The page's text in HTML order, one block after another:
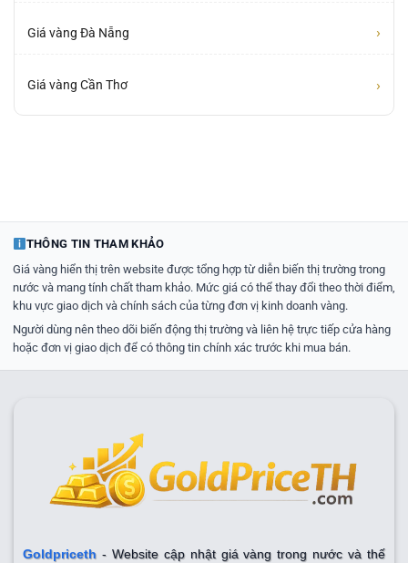
Giá vàng Đà Nẵng ›
Giá vàng Cần Thơ ›
THÔNG TIN THAM KHẢO
Giá vàng hiển thị trên website được tổng hợp từ diễn biến thị trường trong
nước và mang tính chất tham khảo. Mức giá có thể thay đổi theo thời điểm,
khu vực giao dịch và chính sách của từng đơn vị kinh doanh vàng.
Người dùng nên theo dõi biến động thị trường và liên hệ trực tiếp cửa hàng
hoặc đơn vị giao dịch để có thông tin chính xác trước khi mua bán.
Goldpriceth- Website cập nhật giá vàng trong nước và thế